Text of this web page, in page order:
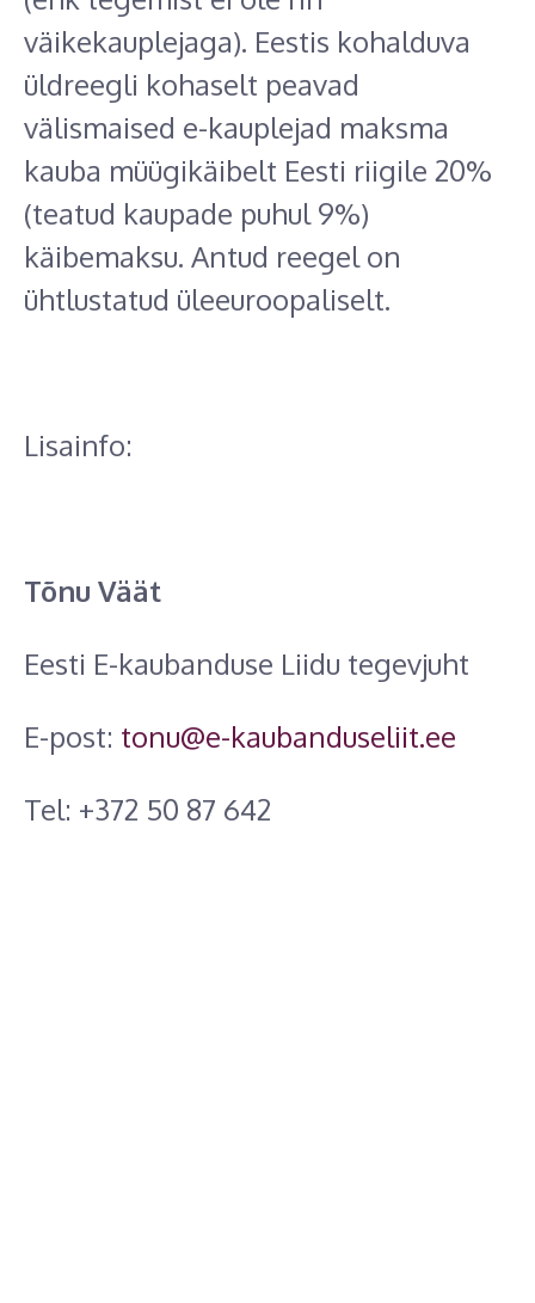
väikekauplejaga). Eestis kohalduva
üldreegli kohaselt peavad
välismaised e-kauplejad maksma
kauba müügikäibelt Eesti riigile 20%
(teatud kaupade puhul 9%)
käibemaksu. Antud reegel on
ühtlustatud üleeuroopaliselt.
Lisainfo:
Tõnu Väät
Eesti E-kaubanduse Liidu tegevjuht
E-post: tonu@e-kaubanduseliit.ee
Tel: +372 50 87 642